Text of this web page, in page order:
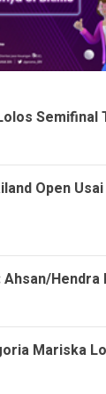
Semifinal
Open
Hendra
Mariska